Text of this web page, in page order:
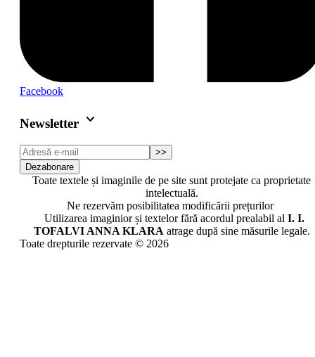
Facebook
Newsletter keyboard_arrow_down
>>
Dezabonare
Toate textele și imaginile de pe site sunt protejate ca proprietate
intelectuală.
Ne rezervăm posibilitatea modificării prețurilor
Utilizarea imaginior și textelor fără acordul prealabil al I. I.
TOFALVI ANNA KLARA atrage după sine măsurile legale.
Toate drepturile rezervate © 2026